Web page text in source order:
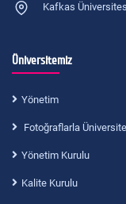
Kafkas
Üniversitemiz
Yönetim
Fotoğraflarla
Yönetim Kurulu
Kalite Kurulu